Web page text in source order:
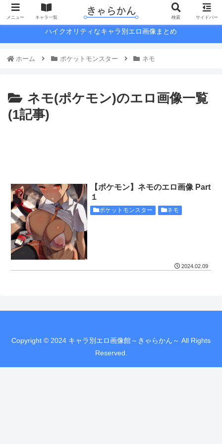
ハイクオリティなキャラ別エロ画像まとめ
ホーム ポケットモンスター ネモ
ネモ(ポケモン)のエロ画像一覧
(1記事)
【ポケモン】ネモのエロ画像 Part
１
ポケットモンスター ネモ
2024.02.09
Copyright © 2024 キャラ別エロ画像館～きゃらかん～ All Rights
Reserved.
メニュー キャラ一覧 検索 サイドバー